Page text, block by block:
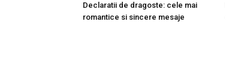
Declaratii de dragoste: cele mai
romantice si sincere mesaje